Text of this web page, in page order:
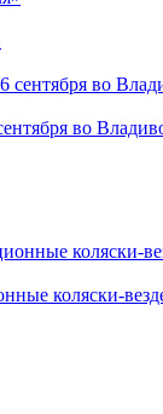
во
коляски-